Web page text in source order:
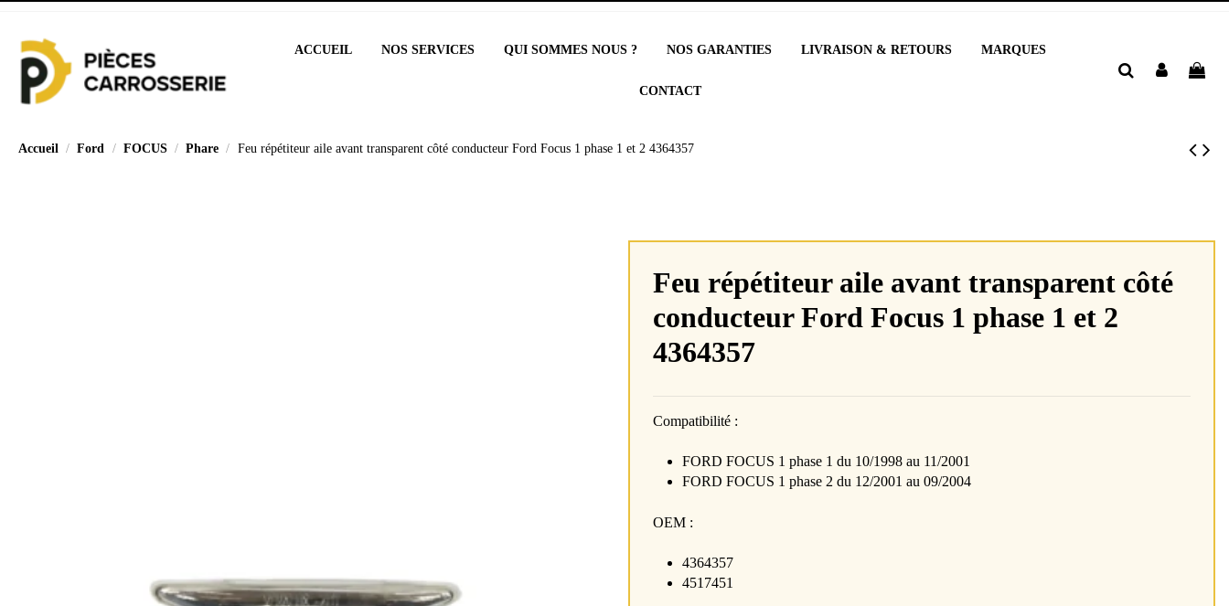
ACCUEIL NOS SERVICES QUI SOMMES NOUS ? NOS GARANTIES LIVRAISON & RETOURS MARQUES
CONTACT
Accueil Ford FOCUS Phare Feu répétiteur aile avant transparent côté conducteur Ford Focus 1 phase 1 et 2 4364357
Feu répétiteur aile avant transparent côté
conducteur Ford Focus 1 phase 1 et 2
4364357
Compatibilité :
FORD FOCUS 1 phase 1 du 10/1998 au 11/2001
FORD FOCUS 1 phase 2 du 12/2001 au 09/2004
OEM :
4364357
4517451